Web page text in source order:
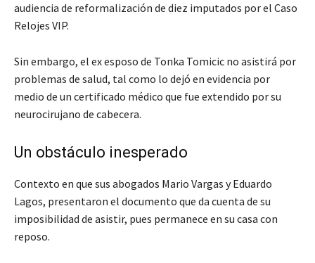
audiencia de reformalización de diez imputados por el Caso
Relojes VIP.
Sin embargo, el ex esposo de Tonka Tomicic no asistirá por
problemas de salud, tal como lo dejó en evidencia por
medio de un certificado médico que fue extendido por su
neurocirujano de cabecera.
Un obstáculo inesperado
Contexto en que sus abogados Mario Vargas y Eduardo
Lagos, presentaron el documento que da cuenta de su
imposibilidad de asistir, pues permanece en su casa con
reposo.